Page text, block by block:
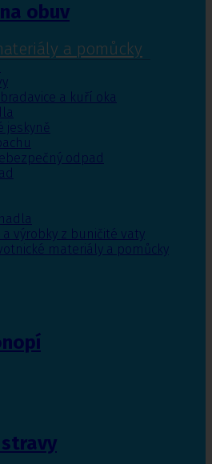
obuv
a pomůcky
a kuří oka
jeskyně
odpad
výrobky z buničité vaty
materiály a pomůcky